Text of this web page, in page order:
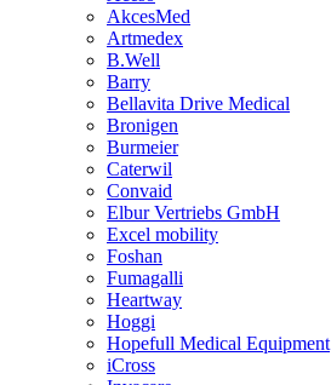
AkcesMed
Artmedex
B.Well
Barry
Bellavita Drive Medical
Bronigen
Burmeier
Caterwil
Convaid
Elbur Vertriebs GmbH
Excel mobility
Foshan
Fumagalli
Heartway
Hoggi
Hopefull Medical Equipment
iCross